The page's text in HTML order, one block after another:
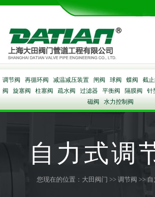
调节阀 再循环阀 减温减压装置 闸阀 球阀 蝶阀 截
阀
旋塞阀 柱塞阀 疏水阀 过滤器 平衡阀 隔膜阀 针
磁阀
水力控制阀
自力式调
您现在的位置： 大田阀门 >> 调节阀 >>